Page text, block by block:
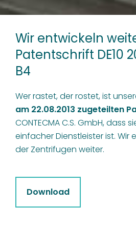
Wir entwickeln
Patentschrift DE10
B4
Wer rastet, der rostet, ist
am 22.08.2013 zugeteilten
CONTECMA C.S. GmbH, dass
einfacher Dienstleister ist. Wir
der Zentrifugen weiter.
Download